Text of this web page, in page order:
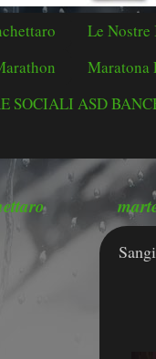
Le Nostre
Maratona
SOCIALI ASD